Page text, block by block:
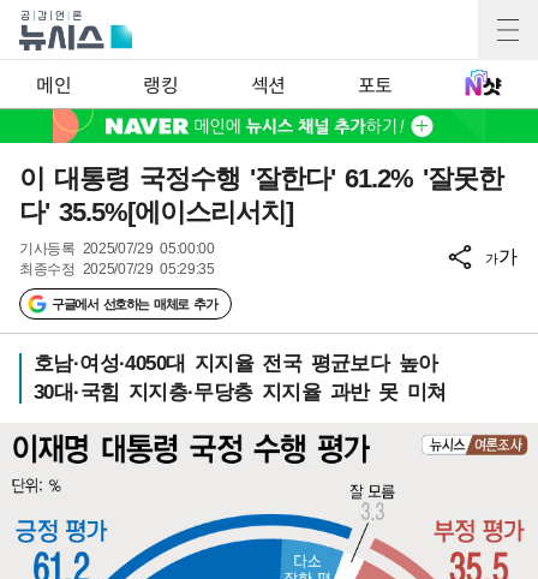
메인 랭킹 섹션 포토
이 대통령 국정수행 '잘한다' 61.2% '잘못한
다' 35.5%[에이스리서치]
기사등록 2025/07/29 05:00:00
최종수정 2025/07/29 05:29:35
구글에서 선호하는 매체로 추가
가가
호남·여성·4050대 지지율 전국 평균보다 높아
30대·국힘 지지층·무당층 지지율 과반 못 미쳐